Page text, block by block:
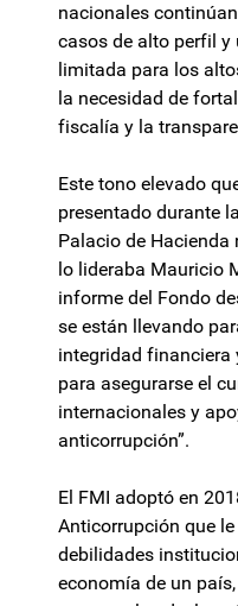
nacionales
casos de alto perfil y
limitada para los
la necesidad de
fiscalía y la
Este tono elevado
presentado durante
Palacio de Hacienda
lo lideraba Mauricio
informe del Fondo
se están llevando
integridad financiera
para asegurarse el
internacionales y
anticorrupción”.
El FMI adoptó en
Anticorrupción que
debilidades
economía de un